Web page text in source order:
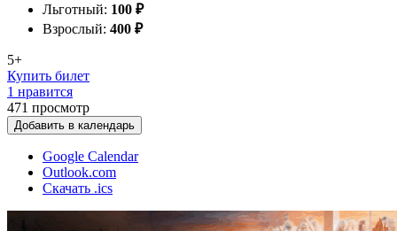
Льготный: 100 ₽
Взрослый: 400 ₽
5+
Купить билет
1 нравится
471 просмотр
Добавить в календарь
Google Calendar
Outlook.com
Скачать .ics